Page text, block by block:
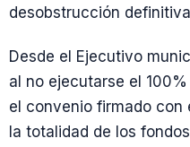
desobstrucción
Desde el Ejecutivo
al no ejecutarse el
el convenio firmado con
la totalidad de los